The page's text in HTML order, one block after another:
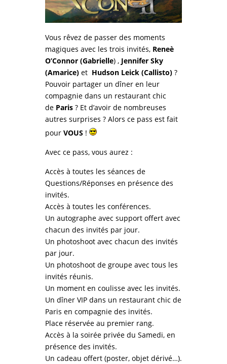
Vous rêvez de passer des moments
magiques avec les trois invités, Reneè
O’Connor (Gabrielle) , Jennifer Sky
(Amarice) et Hudson Leick (Callisto) ?
Pouvoir partager un dîner en leur
compagnie dans un restaurant chic
de Paris ? Et d’avoir de nombreuses
autres surprises ? Alors ce pass est fait
pour VOUS !
Avec ce pass, vous aurez :
Accès à toutes les séances de
Questions/Réponses en présence des
invités.
Accès à toutes les conférences.
Un autographe avec support offert avec
chacun des invités par jour.
Un photoshoot avec chacun des invités
par jour.
Un photoshoot de groupe avec tous les
invités réunis.
Un moment en coulisse avec les invités.
Un dîner VIP dans un restaurant chic de
Paris en compagnie des invités.
Place réservée au premier rang.
Accès à la soirée privée du Samedi, en
présence des invités.
Un cadeau offert (poster, objet dérivé…).